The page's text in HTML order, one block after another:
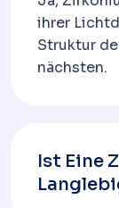
ihrer
Struktur
nächsten.
Ist Eine